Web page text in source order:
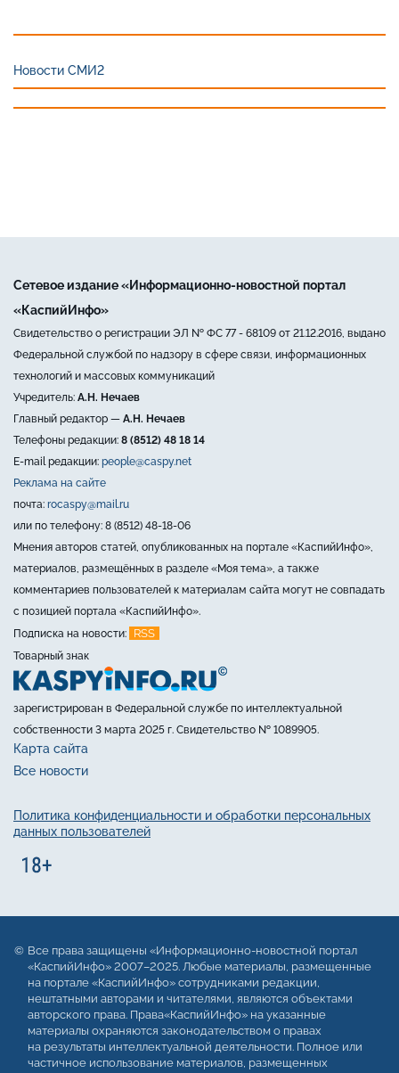
Новости СМИ2
Сетевое издание «Информационно-новостной портал
«КаспийИнфо»
Свидетельство о регистрации ЭЛ № ФС 77 - 68109 от 21.12.2016, выдано
Федеральной службой по надзору в сфере связи, информационных
технологий и массовых коммуникаций
Учредитель: А.Н. Нечаев
Главный редактор — А.Н. Нечаев
Телефоны редакции: 8 (8512) 48 18 14
E-mail редакции: people@caspy.net
Реклама на сайте
почта: rocaspy@mail.ru
или по телефону: 8 (8512) 48-18-06
Мнения авторов статей, опубликованных на портале «КаспийИнфо»,
материалов, размещённых в разделе «Моя тема», а также
комментариев пользователей к материалам сайта могут не совпадать
с позицией портала «КаспийИнфо».
Подписка на новости:
RSS
Товарный знак
зарегистрирован в Федеральной службе по интеллектуальной
собственности 3 марта 2025 г. Свидетельство № 1089905.
Карта сайта
Все новости
Политика конфиденциальности и обработки персональных
данных пользователей
Все права защищены «Информационно-новостной портал
«КаспийИнфо» 2007–2025. Любые материалы, размещенные
на портале «КаспийИнфо» сотрудниками редакции,
нештатными авторами и читателями, являются объектами
авторского права. Права«КаспийИнфо» на указанные
материалы охраняются законодательством о правах
на результаты интеллектуальной деятельности. Полное или
частичное использование материалов, размещенных